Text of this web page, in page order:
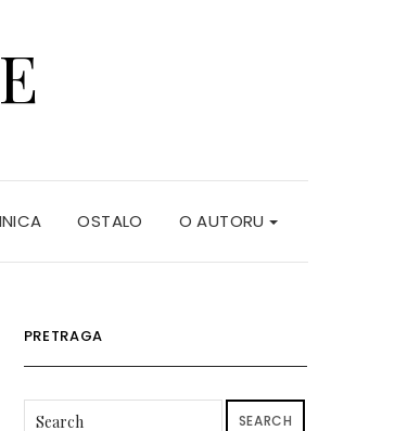
OSTALO O AUTORU
PRETRAGA
SEARCH